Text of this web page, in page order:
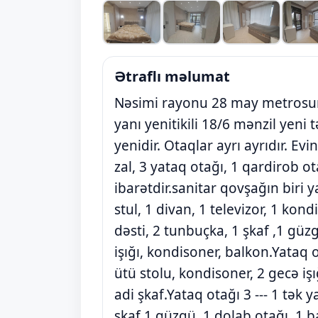
Ətraflı məlumat
Nəsimi rayonu 28 may
yanı yenitikili 18/6 mənzil yeni
yenidir. Otaqlar ayrı ayrıdır.
zal, 3 yataq otağı, 1 qardirob
ibarətdir.sanitar qovşağın biri
stul, 1 divan, 1 televizor, 1
dəsti, 2 tunbuçka, 1 şkaf ,1
işığı, kondisoner,
ütü stolu, kondisoner, 2 gecə
adi şkaf.Yataq otağı 3 --- 1 tək